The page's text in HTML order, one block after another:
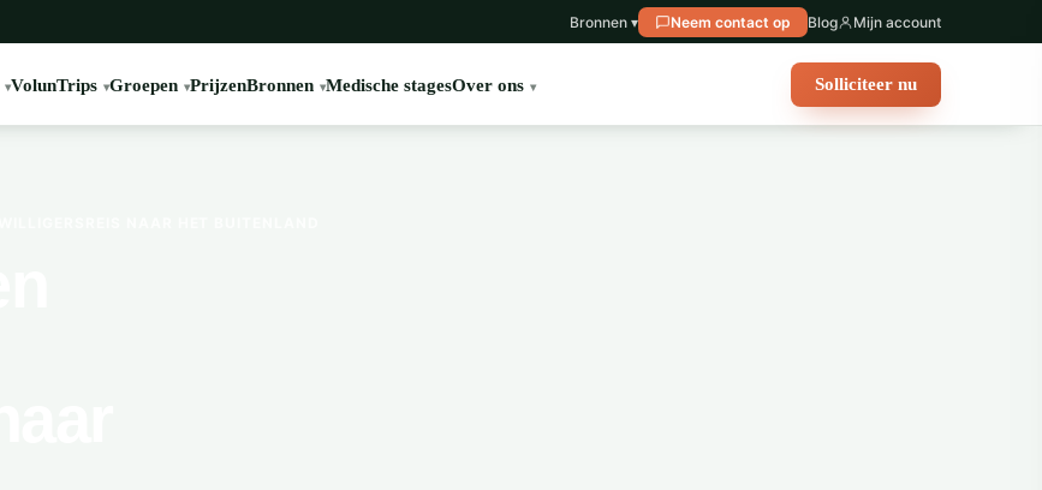
Bronnen ▾ Neem contact op Blog Mijn account
VolunTrips Groepen PrijzenBronnen Medische stagesOver ons Solliciteer nu